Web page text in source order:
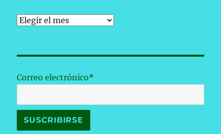
Archivos
Correo electrónico*